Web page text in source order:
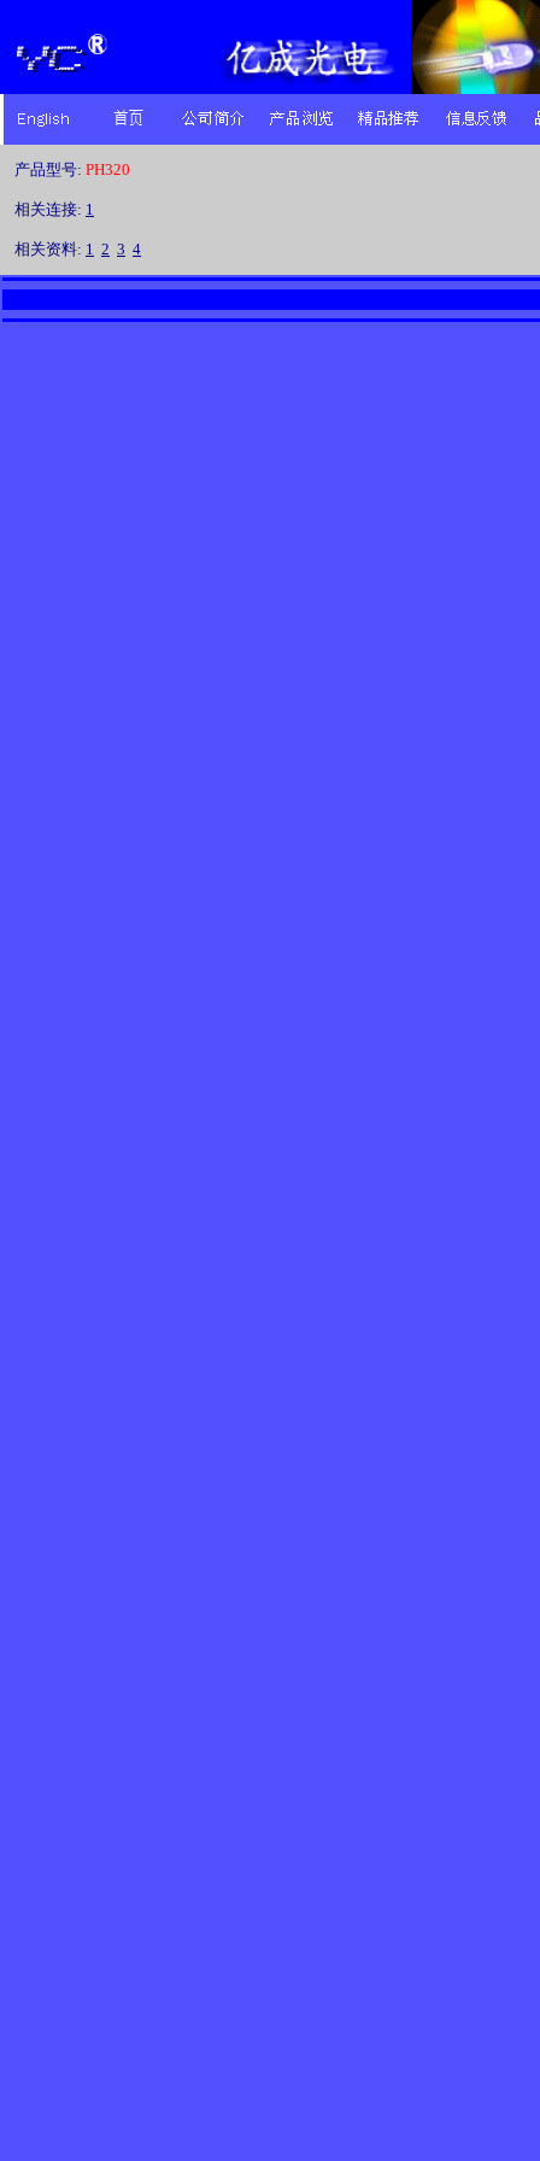
产品型号: PH320
相关连接: 1
相关资料: 1 2 3 4